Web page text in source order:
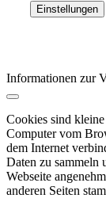
Einstellungen
Informationen zur
Cookies sind
Computer vom
dem Internet
Daten zu sammeln
Webseite
anderen Seiten